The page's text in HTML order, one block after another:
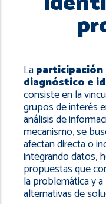
Laparticipación
diagnóstico e
consiste en la
grupos de interés
análisis de
mecanismo, se
afectan directa o
integrando datos,
propuestas que
la problemática y
alternativas de